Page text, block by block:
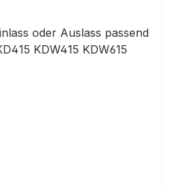
oder Auslass passend
KDW415 KDW615